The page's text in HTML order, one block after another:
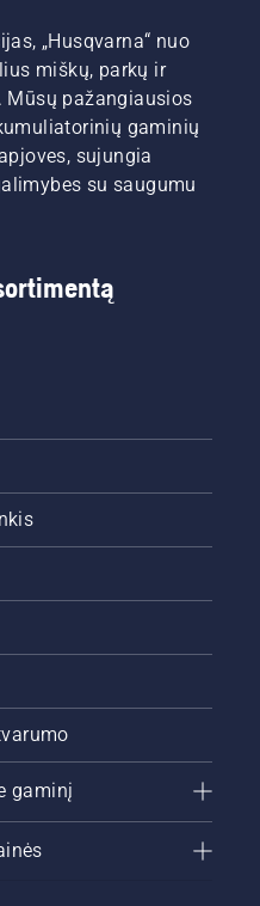
„Husqvarna“ nuo
miškų, parkų ir
Mūsų pažangiausios
gaminių
sujungia
su saugumu
gaminį